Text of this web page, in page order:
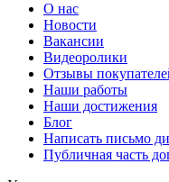
О нас
Новости
Вакансии
Видеоролики
Отзывы
Наши работы
Наши достижения
Блог
Написать письмо
Публичная часть